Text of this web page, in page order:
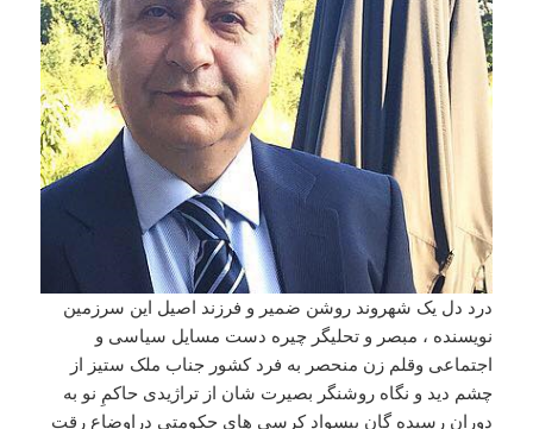
درد دل یک شهروند روشن ضمیر و فرزند اصیل این سرزمین
نویسنده ، مبصر و تحلیگر چیره دست مسایل سیاسی و
اجتماعی وقلم زن منحصر به فرد کشور جناب ملک ستیز از
چشم دید و نگاه روشنگر بصیرت شان از تراژیدی حاکمِ نو به
دوران رسیده گان بیسواد کرسی های حکومتی دراوضاع رقت